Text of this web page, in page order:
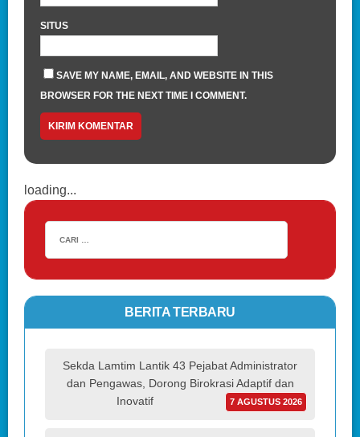
SITUS
SAVE MY NAME, EMAIL, AND WEBSITE IN THIS
BROWSER FOR THE NEXT TIME I COMMENT.
loading...
BERITA TERBARU
Sekda Lamtim Lantik 43 Pejabat Administrator
dan Pengawas, Dorong Birokrasi Adaptif dan
Inovatif
7 AGUSTUS 2026